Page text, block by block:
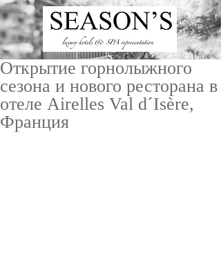
Открытие горнолыжного
сезона и нового ресторана в
отеле Airelles Val d´Isère,
Франция